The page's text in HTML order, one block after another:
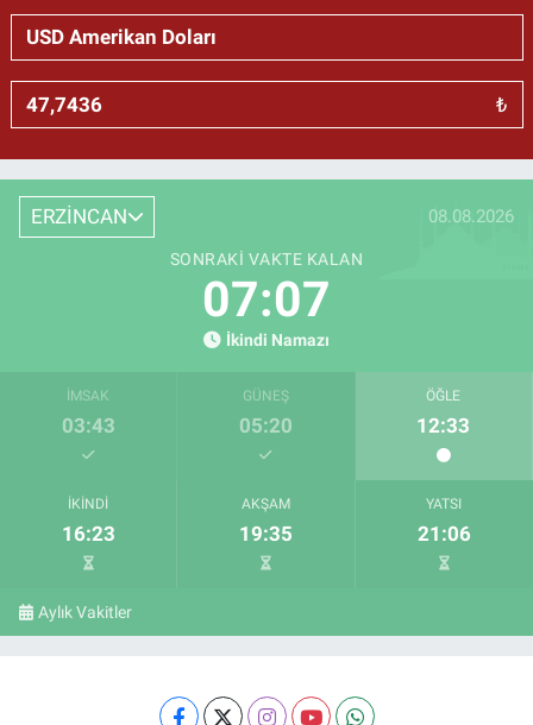
₺
ERZİNCAN 08.08.2026
SONRAKI VAKTE KALAN
07:07
İkindi Namazı
İMSAK
03:43
GÜNEŞ
05:20
ÖĞLE
12:33
İKINDI
16:23
AKŞAM
19:35
YATSI
21:06
Aylık Vakitler